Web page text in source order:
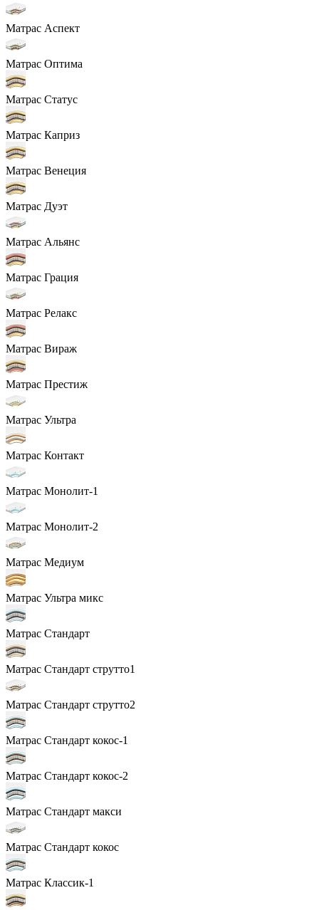
Матрас Аспект
Матрас Оптима
Матрас Статус
Матрас Каприз
Матрас Венеция
Матрас Дуэт
Матрас Альянс
Матрас Грация
Матрас Релакс
Матрас Вираж
Матрас Престиж
Матрас Ультра
Матрас Контакт
Матрас Монолит-1
Матрас Монолит-2
Матрас Медиум
Матрас Ультра микс
Матрас Стандарт
Матрас Стандарт струтто1
Матрас Стандарт струтто2
Матрас Стандарт кокос-1
Матрас Стандарт кокос-2
Матрас Стандарт макси
Матрас Стандарт кокос
Матрас Классик-1